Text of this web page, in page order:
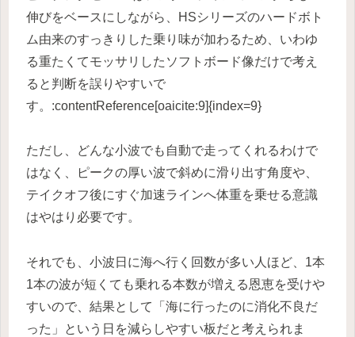
伸びをベースにしながら、HSシリーズのハードボト
ム由来のすっきりした乗り味が加わるため、いわゆ
る重たくてモッサリしたソフトボード像だけで考え
ると判断を誤りやすいで
す。:contentReference[oaicite:9]{index=9}
ただし、どんな小波でも自動で走ってくれるわけで
はなく、ピークの厚い波で斜めに滑り出す角度や、
テイクオフ後にすぐ加速ラインへ体重を乗せる意識
はやはり必要です。
それでも、小波日に海へ行く回数が多い人ほど、1本
1本の波が短くても乗れる本数が増える恩恵を受けや
すいので、結果として「海に行ったのに消化不良だ
った」という日を減らしやすい板だと考えられま